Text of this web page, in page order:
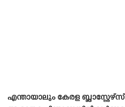
എന്തായാലും കേരള ബ്ലാസ്റ്റേഴ്‌സ്